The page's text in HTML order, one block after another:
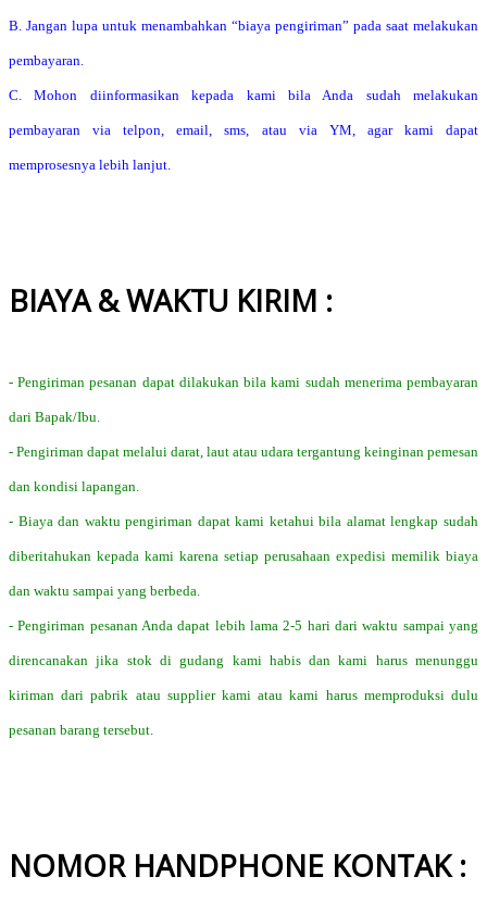
B. Jangan lupa untuk menambahkan “biaya pengiriman” pada saat melakukan
pembayaran.
C. Mohon diinformasikan kepada kami bila Anda sudah melakukan
pembayaran via telpon, email, sms, atau via YM, agar kami dapat
memprosesnya lebih lanjut.
BIAYA & WAKTU KIRIM :
- Pengiriman pesanan dapat dilakukan bila kami sudah menerima pembayaran
dari Bapak/Ibu.
- Pengiriman dapat melalui darat, laut atau udara tergantung keinginan pemesan
dan kondisi lapangan.
- Biaya dan waktu pengiriman dapat kami ketahui bila alamat lengkap sudah
diberitahukan kepada kami karena setiap perusahaan expedisi memilik biaya
dan waktu sampai yang berbeda.
- Pengiriman pesanan Anda dapat lebih lama 2-5 hari dari waktu sampai yang
direncanakan jika stok di gudang kami habis dan kami harus menunggu
kiriman dari pabrik atau supplier kami atau kami harus memproduksi dulu
pesanan barang tersebut.
NOMOR HANDPHONE KONTAK :